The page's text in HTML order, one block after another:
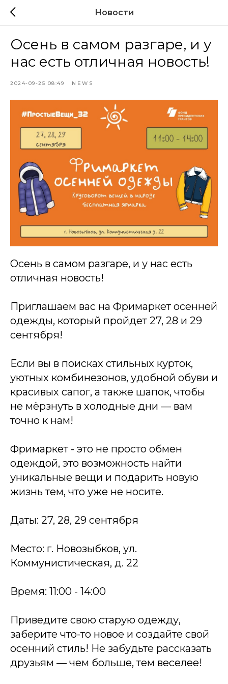
Новости
Осень в самом разгаре, и у
нас есть отличная новость!
2024-09-25 08:49 NEWS
Осень в самом разгаре, и у нас есть
отличная новость!
Приглашаем вас на Фримаркет осенней
одежды, который пройдет 27, 28 и 29
сентября!
Если вы в поисках стильных курток,
уютных комбинезонов, удобной обуви и
красивых сапог, а также шапок, чтобы
не мёрзнуть в холодные дни — вам
точно к нам!
Фримаркет - это не просто обмен
одеждой, это возможность найти
уникальные вещи и подарить новую
жизнь тем, что уже не носите.
Даты: 27, 28, 29 сентября
Место: г. Новозыбков, ул.
Коммунистическая, д. 22
Время: 11:00 - 14:00
Приведите свою старую одежду,
заберите что-то новое и создайте свой
осенний стиль! Не забудьте рассказать
друзьям — чем больше, тем веселее!